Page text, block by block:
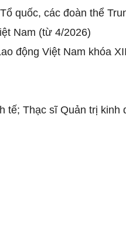
quốc, các đoàn thể
Nam (từ 4/2026)
động Việt Nam khóa
tế; Thạc sĩ Quản trị kinh